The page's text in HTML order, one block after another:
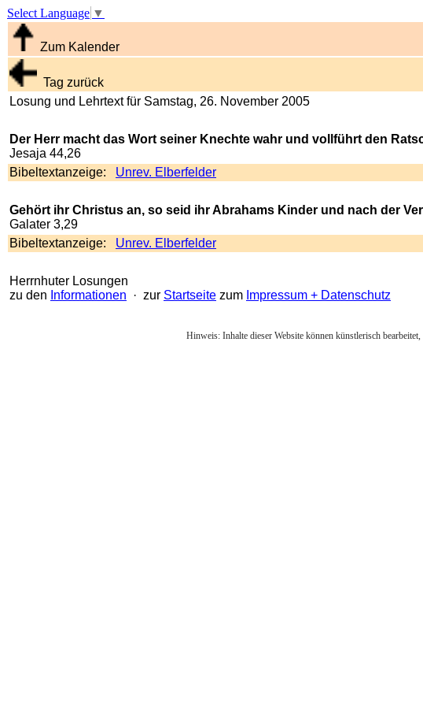
Select Language ▼
Zum Kalender
Tag zurück
Losung und Lehrtext für Samstag, 26. November 2005
Der Herr macht das Wort seiner Knechte wahr und vollführt den
Jesaja 44,26
Bibeltextanzeige: Unrev. Elberfelder
Gehört ihr Christus an, so seid ihr Abrahams Kinder und nach der
Galater 3,29
Bibeltextanzeige: Unrev. Elberfelder
Herrnhuter Losungen
zu den Informationen · zur Startseite zum Impressum + Datenschutz
Hinweis: Inhalte dieser Website können künstlerisch